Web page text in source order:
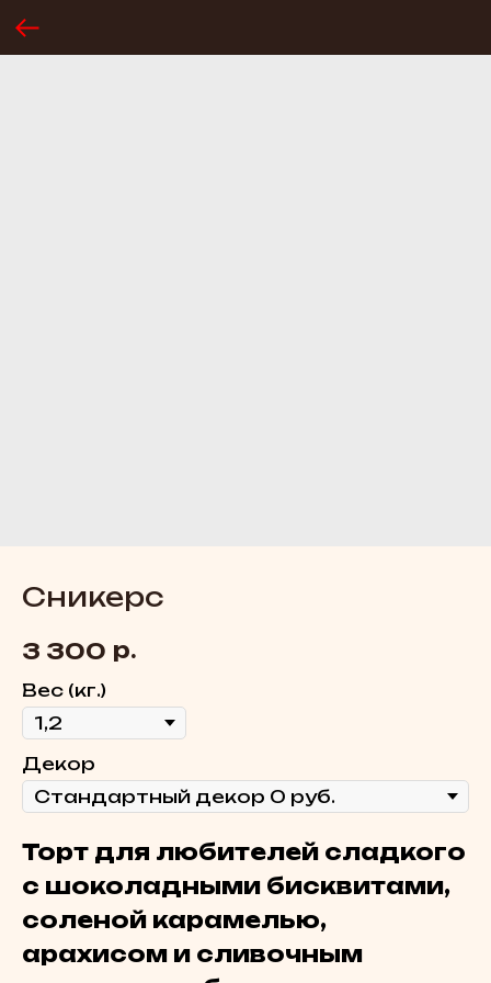
Сникерс
3 300 р.
Вес (кг.)
Декор
Торт для любителей сладкого
с шоколадными бисквитами,
соленой карамелью,
арахисом и сливочным